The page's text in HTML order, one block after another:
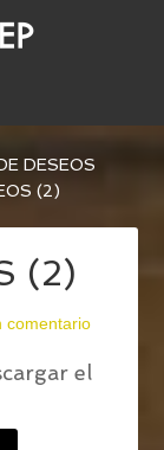
DESEOS
(2)
(2)
comentario
el